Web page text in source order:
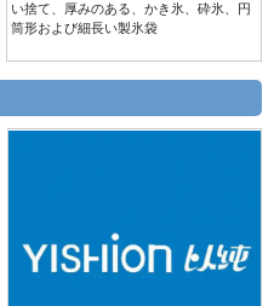
い捨て、厚みのある、かき氷、砕氷、円
筒形および細長い製氷袋